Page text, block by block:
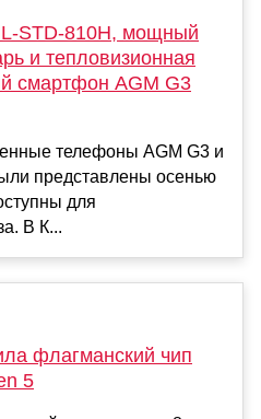
STD-810H, мощный
и тепловизионная
смартфон AGM G3
телефоны AGM G3 и
представлены осенью
для
В К...
флагманский чип
5